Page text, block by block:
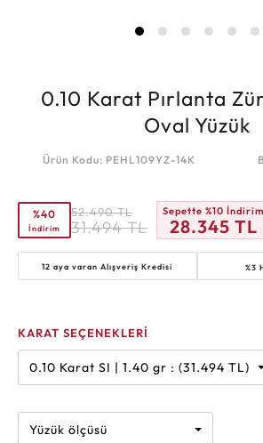
0.10 Karat Pırlanta
Oval Yüzük
Ürün Kodu: PEHL109YZ-14K
%40
İndirim
52.490 TL
31.494 TL
Sepette %10 İndirim
28.345 TL
12 aya varanAlışveriş Kredisi %3
KARAT SEÇENEKLERİ
0.10 Karat SI | 1.40 gr : (31.494 TL)
Yüzük ölçüsü